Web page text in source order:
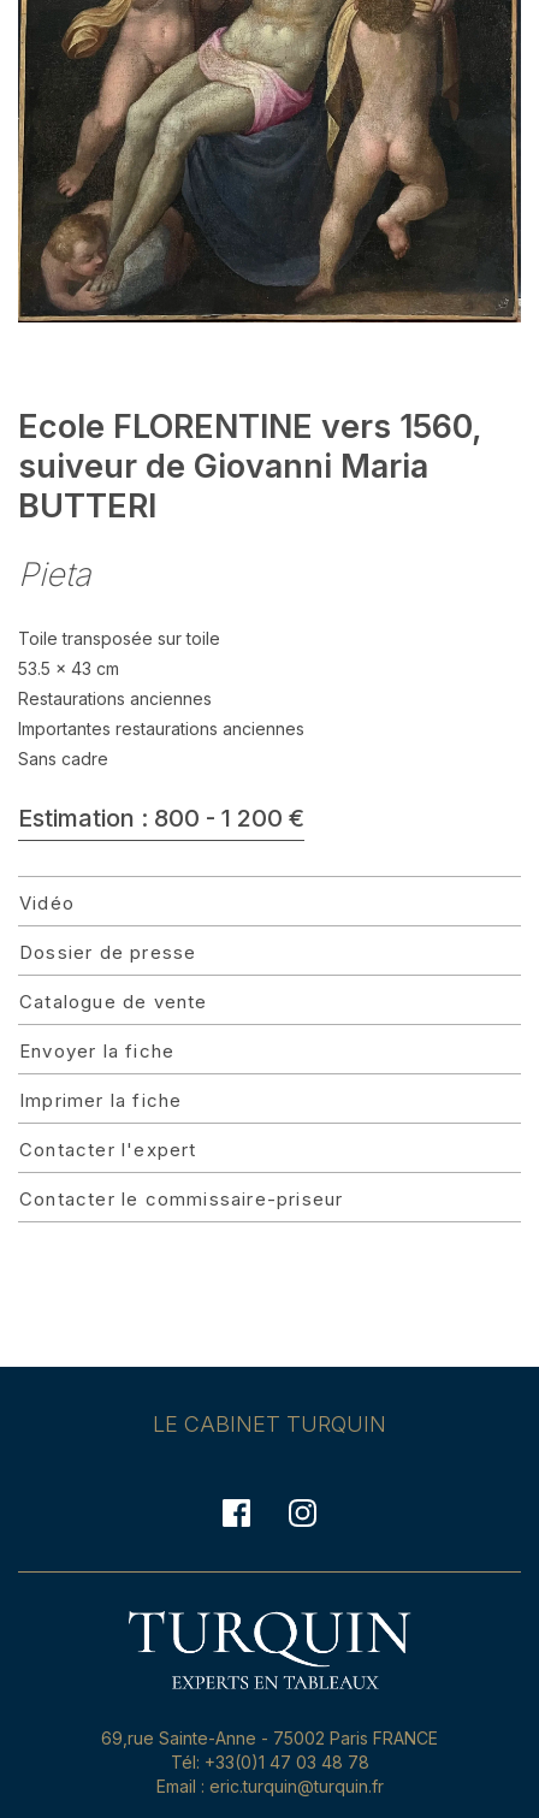
Ecole FLORENTINE vers 1560,
suiveur de Giovanni Maria
BUTTERI
Pieta
Toile transposée sur toile
53.5 x 43 cm
Restaurations anciennes
Importantes restaurations anciennes
Sans cadre
Estimation : 800 - 1 200 €
Vidéo
Dossier de presse
Catalogue de vente
Envoyer la fiche
Imprimer la fiche
Contacter l'expert
Contacter le commissaire-priseur
LE CABINET TURQUIN
69,rue Sainte-Anne - 75002 Paris FRANCE
Tél: +33(0)1 47 03 48 78
Email : eric.turquin@turquin.fr